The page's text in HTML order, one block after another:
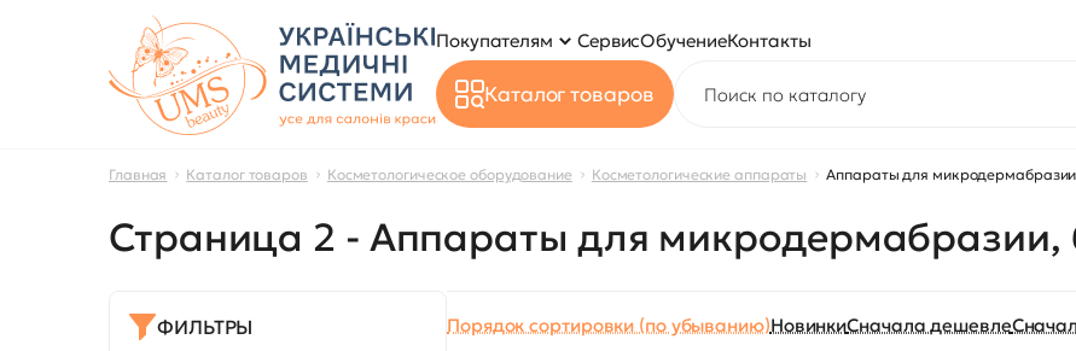
Покупателям СервисОбучениеКонтакты
Каталог товаров
Главная Каталог товаров Косметологическое оборудование Косметологические аппараты Аппараты для
Страница 2 - Аппараты для
ФИЛЬТРЫ Порядок сортировки (по убыванию)НовинкиСначала дешевле